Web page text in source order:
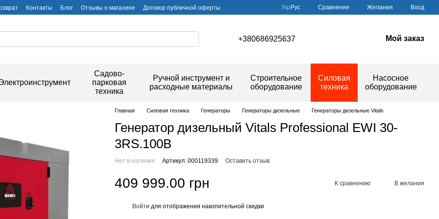
Контакты Блог Отзывы о магазине
Договор публичной оферты
Укр Рус Сравнение Желания Вход
+380686925637 Мой заказ
Садово-
парковая
техника
Ручной инструмент и
расходные материалы
Строительное
оборудование
Силовая
техника
Насосное
оборудование
Главная Силовая техника Генераторы Генераторы дизельные Генераторы дизельные Vitals
Генератор дизельный Vitals Professional EWI 30-
3RS.100B
Нет в наличии Артикул: 000119339 Оставить отзыв
409 999.00 грн К сравнению В желания
Войти для отображения накопительной скидки